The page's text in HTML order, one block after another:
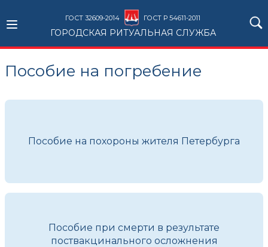
ГОСТ 32609-2014 ГОСТ Р 54611-2011
ГОРОДСКАЯ РИТУАЛЬНАЯ СЛУЖБА
Пособие на погребение
Пособие на похороны жителя Петербурга
Пособие при смерти в результате
поствакцинального осложнения